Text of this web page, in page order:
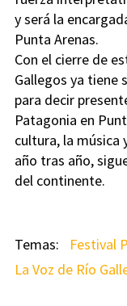
y será la
Punta Arenas.
Con el cierre de
Gallegos ya tiene
para decir
Patagonia en
cultura, la música
año tras año,
del continente.
Festival
La Voz de Río